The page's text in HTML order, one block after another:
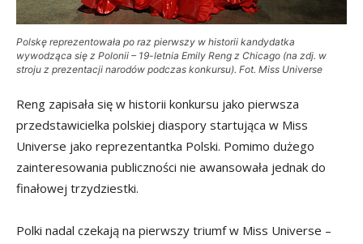
Polskę reprezentowała po raz pierwszy w historii kandydatka
wywodząca się z Polonii – 19-letnia Emily Reng z Chicago (na zdj. w
stroju z prezentacji narodów podczas konkursu). Fot. Miss Universe
Reng zapisała się w historii konkursu jako pierwsza
przedstawicielka polskiej diaspory startująca w Miss
Universe jako reprezentantka Polski. Pomimo dużego
zainteresowania publiczności nie awansowała jednak do
finałowej trzydziestki.
Polki nadal czekają na pierwszy triumf w Miss Universe –